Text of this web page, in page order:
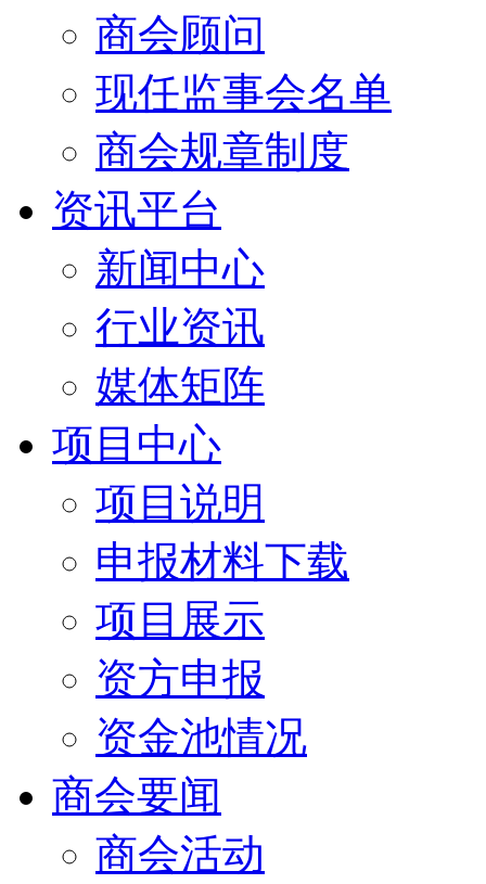
商会顾问
现任监事会名单
商会规章制度
资讯平台
新闻中心
行业资讯
媒体矩阵
项目中心
项目说明
申报材料下载
项目展示
资方申报
资金池情况
商会要闻
商会活动